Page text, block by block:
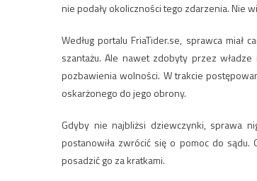
nie podały okoliczności tego zdarzenia. Nie
Według portalu FriaTider.se, sprawca
szantażu. Ale nawet zdobyty przez
pozbawienia wolności. W trakcie
oskarżonego do jego obrony.
Gdyby nie najbliżsi dziewczynki, sprawa
postanowiła zwrócić się o pomoc do sądu.
posadzić go za kratkami.